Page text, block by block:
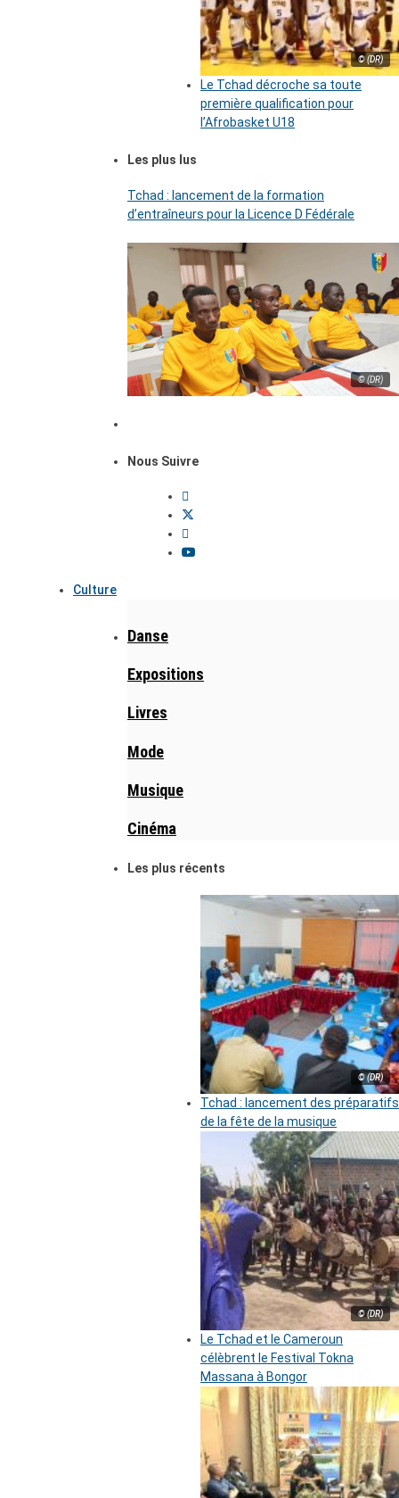
© (DR)
Le Tchad décroche sa toute
première qualification pour
l’Afrobasket U18
Les plus lus
Tchad : lancement de la formation
d’entraîneurs pour la Licence D Fédérale
© (DR)
Nous Suivre
Culture
Danse
Expositions
Livres
Mode
Musique
Cinéma
Les plus récents
© (DR)
Tchad : lancement des préparatifs
de la fête de la musique
© (DR)
Le Tchad et le Cameroun
célèbrent le Festival Tokna
Massana à Bongor